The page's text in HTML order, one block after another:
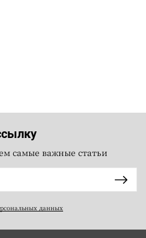
самые важные статьи
данных